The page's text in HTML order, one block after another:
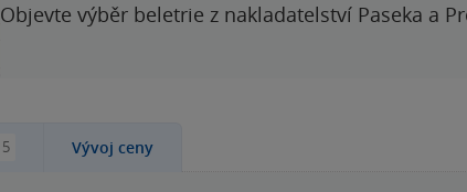
Objevte výběr beletrie z nakladatelství Paseka a
5 Vývoj ceny